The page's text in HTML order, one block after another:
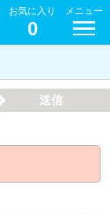
お気に入り
0
メニュー
送信